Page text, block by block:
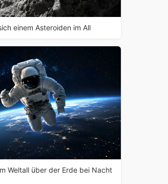
einem Asteroiden im All
Weltall über der Erde bei Nacht